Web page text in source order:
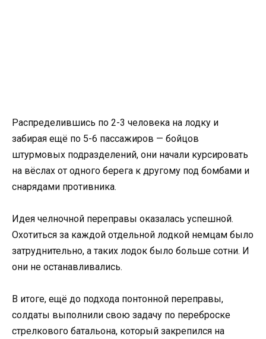
Распределившись по 2-3 человека на лодку и
забирая ещё по 5-6 пассажиров — бойцов
штурмовых подразделений, они начали курсировать
на вёслах от одного берега к другому под бомбами и
снарядами противника.
Идея челночной переправы оказалась успешной.
Охотиться за каждой отдельной лодкой немцам было
затруднительно, а таких лодок было больше сотни. И
они не останавливались.
В итоге, ещё до подхода понтонной переправы,
солдаты выполнили свою задачу по переброске
стрелкового батальона, который закрепился на